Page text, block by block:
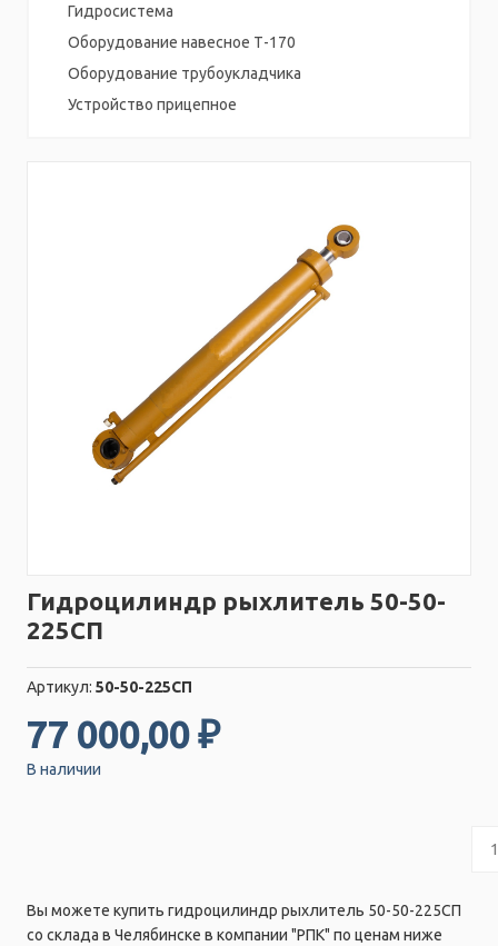
Гидросистема
Оборудование навесное Т-170
Оборудование трубоукладчика
Устройство прицепное
Гидроцилиндр рыхлитель 50-50-
225СП
Артикул: 50-50-225СП
77 000,00 ₽
В наличии
Вы можете купить гидроцилиндр рыхлитель 50-50-225СП
со склада в Челябинске в компании "РПК" по ценам ниже